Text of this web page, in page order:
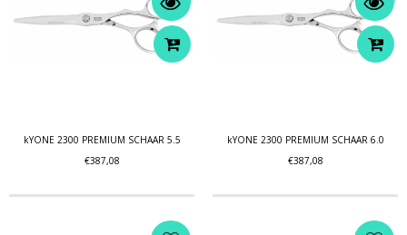
kYONE 2300 PREMIUM SCHAAR 5.5
€387,08
kYONE 2300 PREMIUM SCHAAR 6.0
€387,08